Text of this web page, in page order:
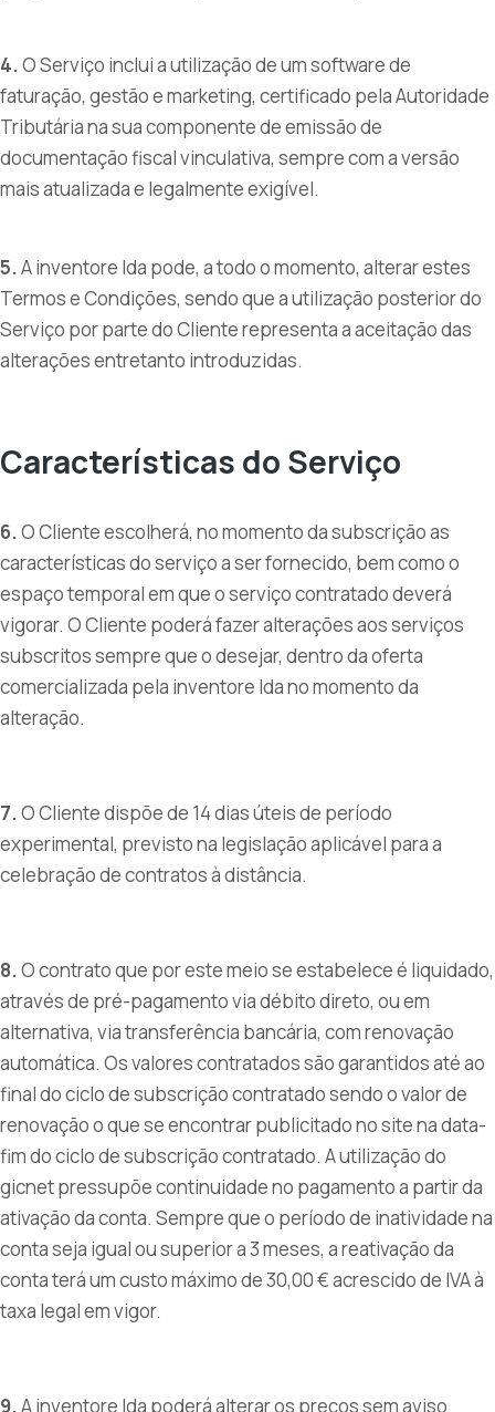
4.O Serviço inclui a utilização de um software de
faturação, gestão e marketing, certificado pela Autoridade
Tributária na sua componente de emissão de
documentação fiscal vinculativa, sempre com a versão
mais atualizada e legalmente exigível.
5.A inventore lda pode, a todo o momento, alterar estes
Termos e Condições, sendo que a utilização posterior do
Serviço por parte do Cliente representa a aceitação das
alterações entretanto introduzidas.
Características do Serviço
6.O Cliente escolherá, no momento da subscrição as
características do serviço a ser fornecido, bem como o
espaço temporal em que o serviço contratado deverá
vigorar. O Cliente poderá fazer alterações aos serviços
subscritos sempre que o desejar, dentro da oferta
comercializada pela inventore lda no momento da
alteração.
7.O Cliente dispõe de 14 dias úteis de período
experimental, previsto na legislação aplicável para a
celebração de contratos à distância.
8.O contrato que por este meio se estabelece é liquidado,
através de pré-pagamento via débito direto, ou em
alternativa, via transferência bancária, com renovação
automática. Os valores contratados são garantidos até ao
final do ciclo de subscrição contratado sendo o valor de
renovação o que se encontrar publicitado no site na data-
fim do ciclo de subscrição contratado. A utilização do
gicnet pressupõe continuidade no pagamento a partir da
ativação da conta. Sempre que o período de inatividade na
conta seja igual ou superior a 3 meses, a reativação da
conta terá um custo máximo de 30,00 € acrescido de IVA à
taxa legal em vigor.
9.A inventore lda poderá alterar os preços sem aviso